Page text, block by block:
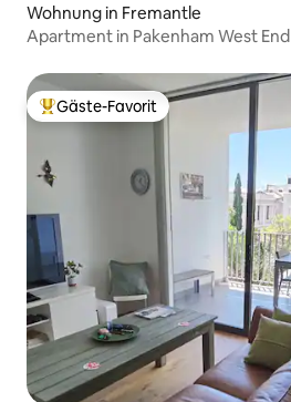
Wohnung in Fremantle
Apartment in Pakenham West End
Beliebter Gäste-Favorit.
Gäste-Favorit